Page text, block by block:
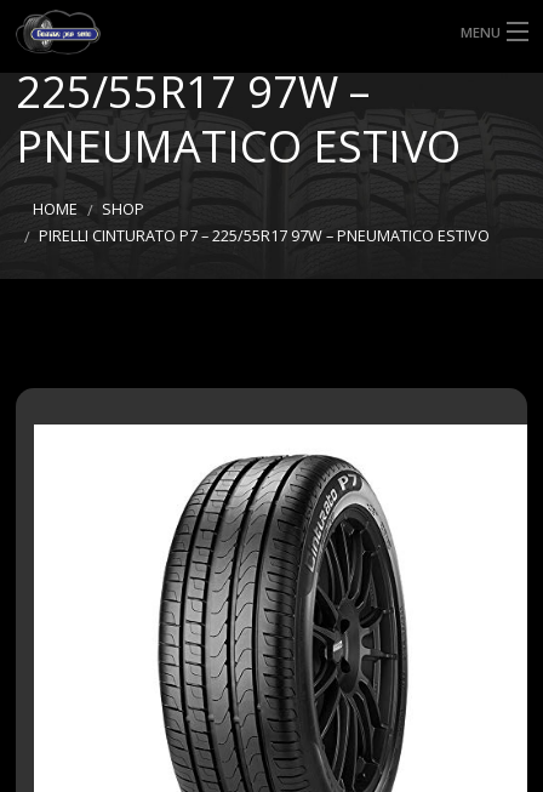
MENU
HOME
TIPI DI GOMME
MISURE GOMME
PIRELLI CINTURATO P7 –
225/55R17 97W –
PNEUMATICO ESTIVO
HOME
SHOP
PIRELLI CINTURATO P7 – 225/55R17 97W – PNEUMATICO ESTIVO